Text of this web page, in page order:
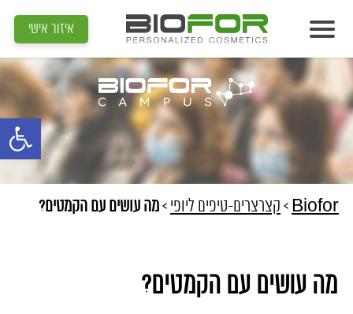
פתח סרגל
אודות
מוצרים
תוצאות
מדיה
מאמרים
צור קשר
איזור אישי
Biofor
> קצרצרים-טיפים ליופי >מה עושים עם הקמטים?
מה עושים עם הקמטים?